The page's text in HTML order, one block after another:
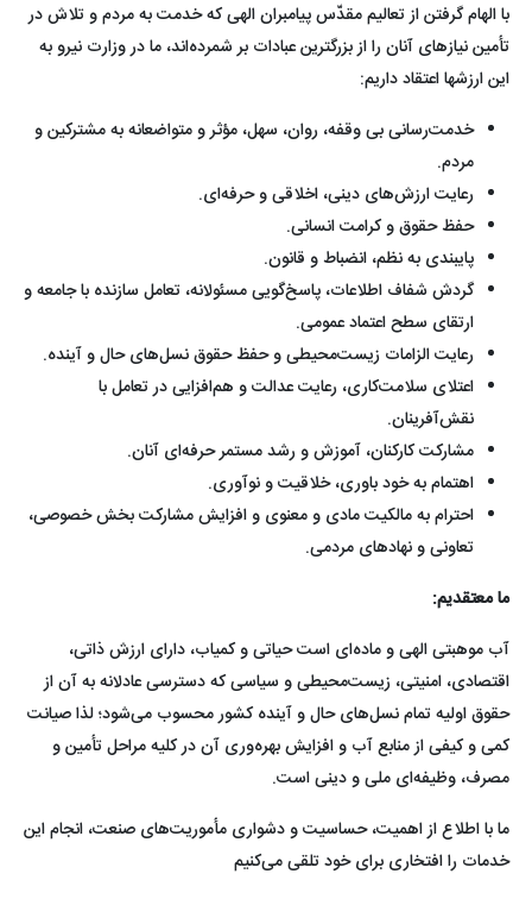
با الهام گرفتن از تعالیم مقدّس پیامبران الهی که خدمت به مردم و تلاش در
تأمین نیازهای آنان را از بزرگترین عبادات بر شمرده‌اند، ما در وزارت نیرو به
این ارزشها اعتقاد داریم:
خدمت‌رسانی بی وقفه، روان، سهل، مؤثر و متواضعانه به مشترکین و
مردم.
رعایت ارزش‌های دینی، اخلاقی و حرفه‌ای.
حفظ حقوق و کرامت انسانی.
پایبندی به نظم، انضباط و قانون.
گردش شفاف اطلاعات، پاسخ‌گویی مسئولانه، تعامل سازنده با جامعه و
ارتقای سطح اعتماد عمومی.
رعایت الزامات زیست‌محیطی و حفظ حقوق نسل‌های حال و آینده.
اعتلای سلامت‌کاری، رعایت عدالت و هم‌افزایی در تعامل با
نقش‌آفرینان.
مشارکت کارکنان، آموزش و رشد مستمر حرفه‌ای آنان.
اهتمام به خود باوری، خلاقیت و نوآوری.
احترام به مالکیت مادی و معنوی و افزایش مشارکت بخش خصوصی،
تعاونی و نهادهای مردمی.
ما معتقدیم:
آب موهبتی الهی و ماده‌ای است حیاتی و کمیاب، دارای ارزش ذاتی،
اقتصادی، امنیتی، زیست‌محیطی و سیاسی که دسترسی عادلانه به آن از
حقوق اولیه تمام نسل‌های حال و آینده کشور محسوب می‌شود؛ لذا صیانت
کمی و کیفی از منابع آب و افزایش بهره‌وری آن در کلیه مراحل تأمین و
مصرف، وظیفه‌ای ملی و دینی است.
ما با اطلاع از اهمیت، حساسیت و دشواری مأموریت‌های صنعت، انجام این
خدمات را افتخاری برای خود تلقی می‌کنیم